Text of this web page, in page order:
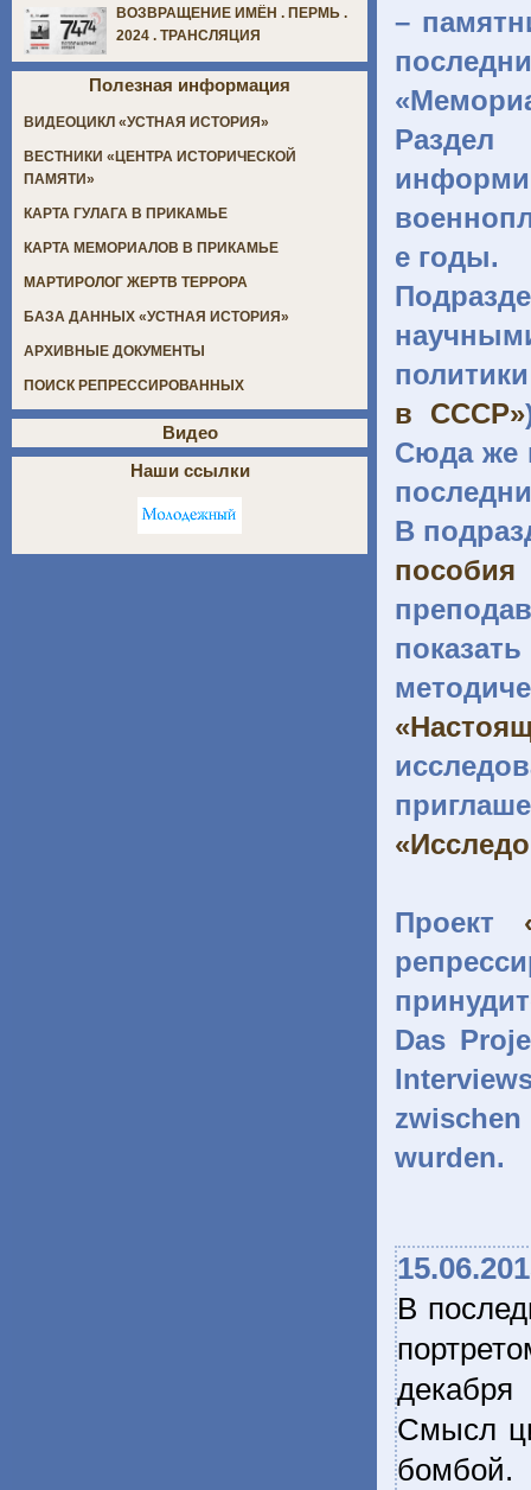
–
е годы.
в СССР»
Сюда же
В
пособия
Проект
Das
wurden.
В
Смысл
бомбой.
ВОЗВРАЩЕНИЕ ИМЁН . ПЕРМЬ .
2024 . ТРАНСЛЯЦИЯ
Полезная информация
ВИДЕОЦИКЛ «УСТНАЯ ИСТОРИЯ»
ВЕСТНИКИ «ЦЕНТРА ИСТОРИЧЕСКОЙ
ПАМЯТИ»
КАРТА ГУЛАГА В ПРИКАМЬЕ
КАРТА МЕМОРИАЛОВ В ПРИКАМЬЕ
МАРТИРОЛОГ ЖЕРТВ ТЕРРОРА
БАЗА ДАННЫХ «УСТНАЯ ИСТОРИЯ»
АРХИВНЫЕ ДОКУМЕНТЫ
ПОИСК РЕПРЕССИРОВАННЫХ
Видео
Наши ссылки